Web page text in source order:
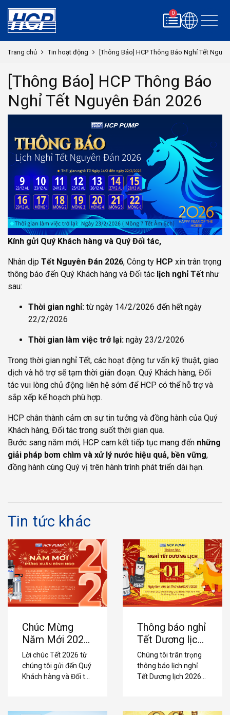
0
Trang chủ Tin hoạt động [Thông Báo] HCP Thông Báo Nghỉ Tết
[Thông Báo] HCP Thông Báo
Nghỉ Tết Nguyên Đán 2026
Kính gửi Quý Khách hàng và Quý Đối tác,
Nhân dịp Tết Nguyên Đán 2026, Công ty HCP xin trân trọng
thông báo đến Quý Khách hàng và Đối tác lịch nghỉ Tết như
sau:
Thời gian nghỉ: từ ngày 14/2/2026 đến hết ngày
22/2/2026
Thời gian làm việc trở lại: ngày 23/2/2026
Trong thời gian nghỉ Tết, các hoạt động tư vấn kỹ thuật, giao
dịch và hỗ trợ sẽ tạm thời gián đoạn. Quý Khách hàng, Đối
tác vui lòng chủ động liên hệ sớm để HCP có thể hỗ trợ và
sắp xếp kế hoạch phù hợp.
HCP chân thành cảm ơn sự tin tưởng và đồng hành của Quý
Khách hàng, Đối tác trong suốt thời gian qua.
Bước sang năm mới, HCP cam kết tiếp tục mang đến những
giải pháp bơm chìm và xử lý nước hiệu quả, bền vững,
đồng hành cùng Quý vị trên hành trình phát triển dài hạn.
Tin tức khác
Chúc Mừng
Năm Mới 2026
– Tri Ân Khách
Hàng & Đối Tác
Đồng Hành
Lời chúc Tết 2026 từ
chúng tôi gửi đến Quý
Khách hàng và Đối tác
Thông báo nghỉ
Tết Dương lịch
2026
Chúng tôi trân trọng
thông báo lịch nghỉ
Tết Dương lịch 2026